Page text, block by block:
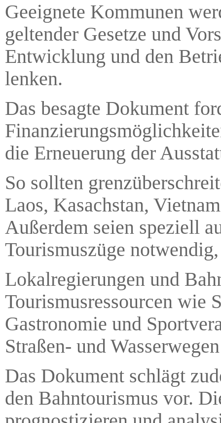
Geeignete Kommunen
geltender Gesetze und
Entwicklung und den
lenken.
Das besagte Dokument
die Erneuerung der
So sollten
Laos, Kasachstan,
Außerdem seien speziell
Tourismuszüge
Lokalregierungen und
Tourismusressourcen wie
Gastronomie und
Straßen- und
Das Dokument schlägt
den Bahntourismus vor.